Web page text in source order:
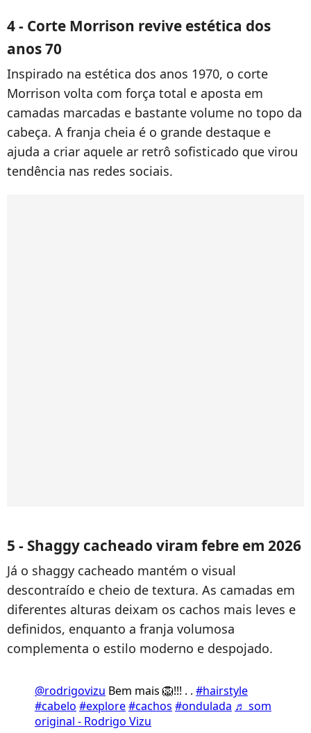
4 - Corte Morrison revive estética dos
anos 70
Inspirado na estética dos anos 1970, o corte
Morrison volta com força total e aposta em
camadas marcadas e bastante volume no topo da
cabeça. A franja cheia é o grande destaque e
ajuda a criar aquele ar retrô sofisticado que virou
tendência nas redes sociais.
5 - Shaggy cacheado viram febre em 2026
Já o shaggy cacheado mantém o visual
descontraído e cheio de textura. As camadas em
diferentes alturas deixam os cachos mais leves e
definidos, enquanto a franja volumosa
complementa o estilo moderno e despojado.
@rodrigovizu Bem mais 🦁!!! . . #hairstyle
#cabelo #explore#cachos #ondulada ♬ som
original - Rodrigo Vizu